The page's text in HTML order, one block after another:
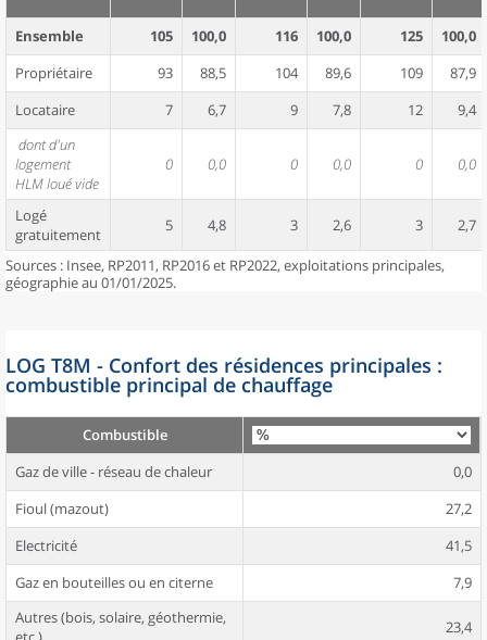
Ensemble 105 100,0 116 100,0 125
100,0
Propriétaire
93 88,5 104 89,6 109
87,9
Locataire
7 6,7 9 7,8 12
9,4
dont d'un
logement
HLM loué vide
0 0,0 0 0,0 0 0,0
Logé
gratuitement
5 4,8 3 2,6 3 2,7
Sources : Insee, RP2011, RP2016 et RP2022, exploitations principales,
géographie au 01/01/2025.
LOG T8M - Confort des résidences principales :
combustible principal de chauffage
Combustible
Gaz de ville - réseau de chaleur
0,0
Fioul (mazout)
27,2
Electricité
41,5
Gaz en bouteilles ou en citerne
7,9
Autres (bois, solaire, géothermie,
23,4